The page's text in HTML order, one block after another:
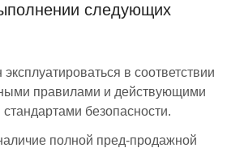
следующих
в соответствии
правилами и действующими
безопасности.
полной пред-продажной